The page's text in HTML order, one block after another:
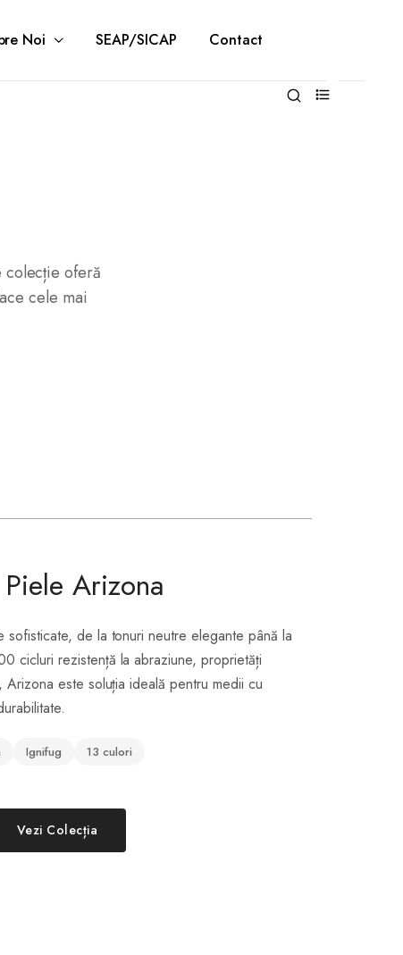
Noi SEAP/SICAP Contact
oferă
cele mai
Arizona
sofisticate, de la tonuri neutre elegante până la
cicluri rezistență la abraziune, proprietăți
Arizona este soluția ideală pentru medii cu
Ignifug 13 culori
Vezi Colecția